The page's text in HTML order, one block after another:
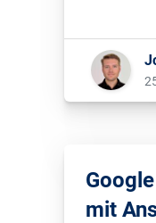
überprüft,
Google
Inhalten
mit